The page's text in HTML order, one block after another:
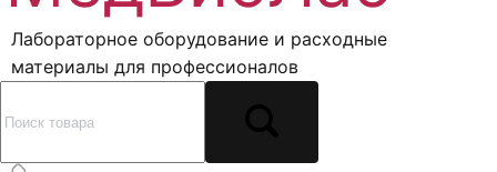
Лабораторное оборудование и расходные
материалы для профессионалов